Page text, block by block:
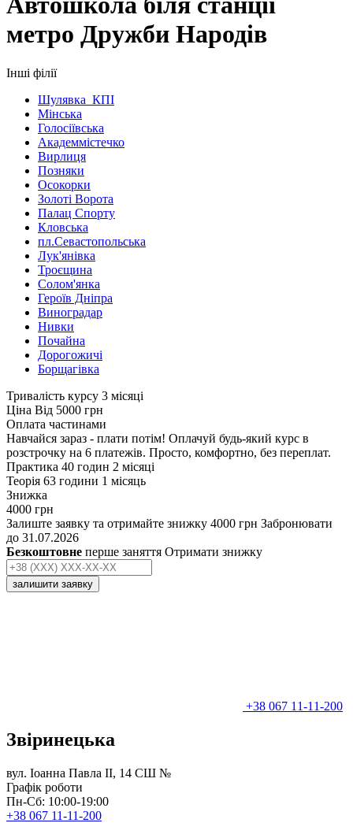
метро Дружби Народів
Інші філії
Шулявка_КПІ
Мінська
Голосіївська
Академмістечко
Вирлиця
Позняки
Осокорки
Золоті Ворота
Палац Спорту
Кловська
пл.Севастопольська
Лук'янівка
Троєщина
Солом'янка
Героїв Дніпра
Виноградар
Нивки
Почайна
Дорогожичі
Борщагівка
Тривалість курсу 3 місяці
Ціна Від 5000 грн
Оплата частинами
Навчайся зараз - плати потім! Оплачуй будь-який курс в
розстрочку на 6 платежів. Просто, комфортно, без переплат.
Практика 40 годин 2 місяці
Теорія 63 години 1 місяць
Знижка
4000 грн
Залиште заявку та отримайте знижку 4000 грн Забронювати
до 31.07.2026
Безкоштовне перше заняття Отримати знижку
залишити заявку
+38 067 11-11-200
Звіринецька
вул. Іоанна Павла II, 14 СШ №
Графік роботи
Пн-Сб: 10:00-19:00
+38 067 11-11-200